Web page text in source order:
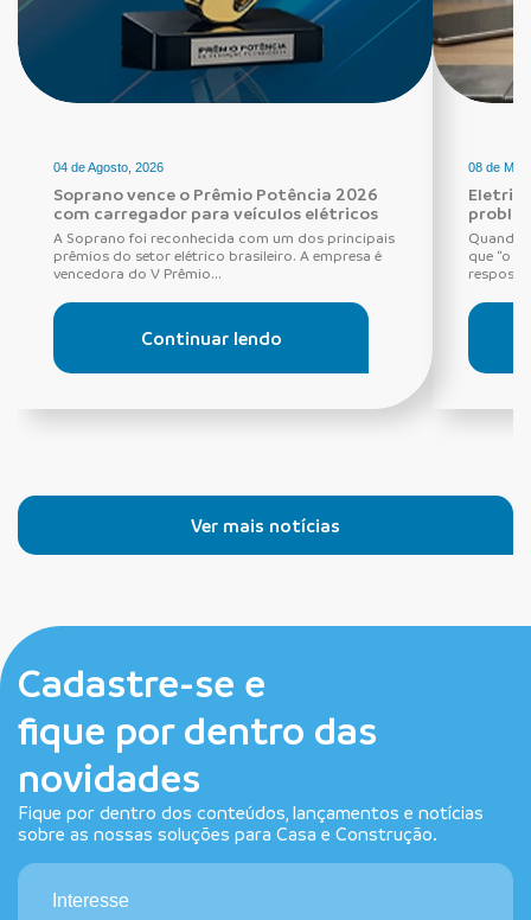
04 de Agosto, 2026
Soprano vence o Prêmio Potência 2026
com carregador para veículos elétricos
A Soprano foi reconhecida com um dos principais
prêmios do setor elétrico brasileiro. A empresa é
vencedora do V Prêmio...
Continuar lendo
08 de
Quando
que “o
resposta
Ver mais notícias
Cadastre-se e
fique por dentro das
novidades
Fique por dentro dos conteúdos, lançamentos e notícias
sobre as nossas soluções para Casa e Construção.
Interesse